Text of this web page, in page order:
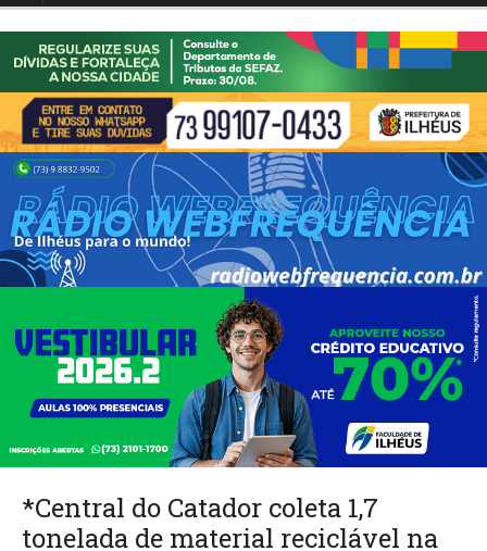
*Central do Catador coleta 1,7
tonelada de material reciclável na